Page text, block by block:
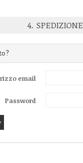
4. SPEDIZIONE
email
Password